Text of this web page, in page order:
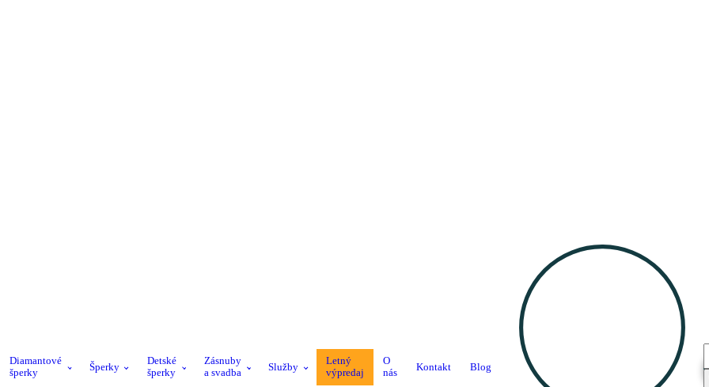
Diamantové
šperky
Šperky
Detské
šperky
Zásnuby
a svadba
Služby
Letný
výpredaj
O
nás
Kontakt Blog